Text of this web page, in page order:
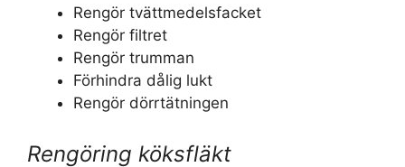
Rengör tvättmedelsfacket
Rengör filtret
Rengör trumman
Förhindra dålig lukt
Rengör dörrtätningen
Rengöring köksfläkt